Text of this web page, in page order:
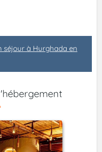
séjour à Hurghada en